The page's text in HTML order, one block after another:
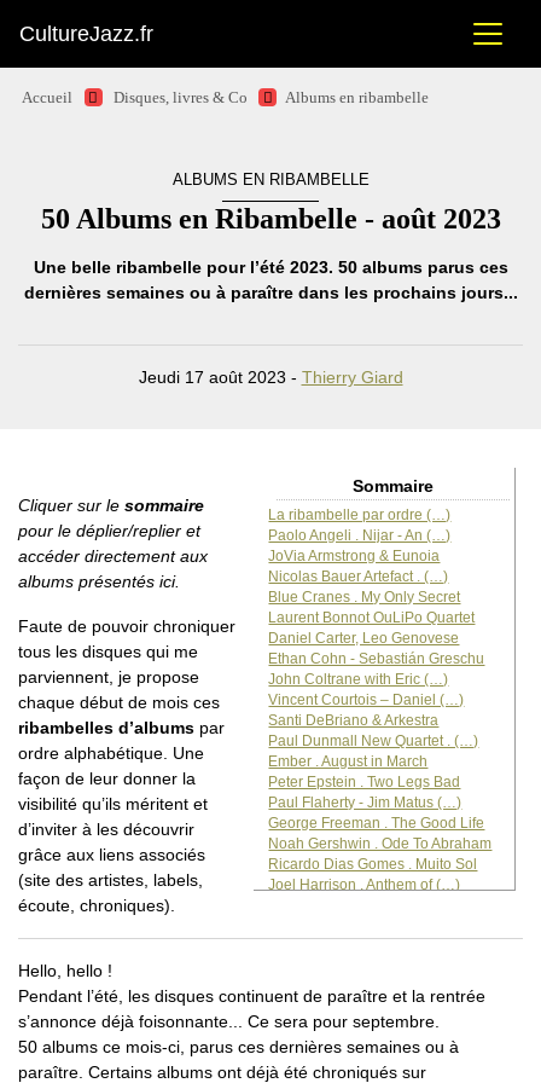
CultureJazz.fr
Accueil Disques, livres & Co Albums en ribambelle
ALBUMS EN RIBAMBELLE
50 Albums en Ribambelle - août 2023
Une belle ribambelle pour l’été 2023. 50 albums parus ces
dernières semaines ou à paraître dans les prochains jours...
Jeudi 17 août 2023 - Thierry Giard
Sommaire
La ribambelle par ordre (…)
Paolo Angeli . Nijar - An (…)
JoVia Armstrong & Eunoia
Nicolas Bauer Artefact . (…)
Blue Cranes . My Only Secret
Laurent Bonnot OuLiPo Quartet
Daniel Carter, Leo Genovese
Ethan Cohn - Sebastián Greschu
John Coltrane with Eric (…)
Vincent Courtois – Daniel (…)
Santi DeBriano & Arkestra
Paul Dunmall New Quartet . (…)
Ember . August in March
Peter Epstein . Two Legs Bad
Paul Flaherty - Jim Matus (…)
George Freeman . The Good Life
Noah Gershwin . Ode To Abraham
Ricardo Dias Gomes . Muito Sol
Joel Harrison . Anthem of (…)
Marty Isenberg . The Way I (…)
Mike Jones - Penn Jillette (…)
Kaisa’s Machine . Taking Shape
Eva-Maria Karbacher . Ochotona
Kevin Kastning - Laszlo (…)
Cliquer sur le sommaire
pour le déplier/replier et
accéder directement aux
albums présentés ici.
Faute de pouvoir chroniquer
tous les disques qui me
parviennent, je propose
chaque début de mois ces
ribambelles d’albums par
ordre alphabétique. Une
façon de leur donner la
visibilité qu’ils méritent et
d’inviter à les découvrir
grâce aux liens associés
(site des artistes, labels,
écoute, chroniques).
Hello, hello !
Pendant l’été, les disques continuent de paraître et la rentrée
s’annonce déjà foisonnante... Ce sera pour septembre.
50 albums ce mois-ci, parus ces dernières semaines ou à
paraître. Certains albums ont déjà été chroniqués sur